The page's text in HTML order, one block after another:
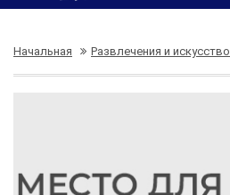
Начальная Развлечения и искусство